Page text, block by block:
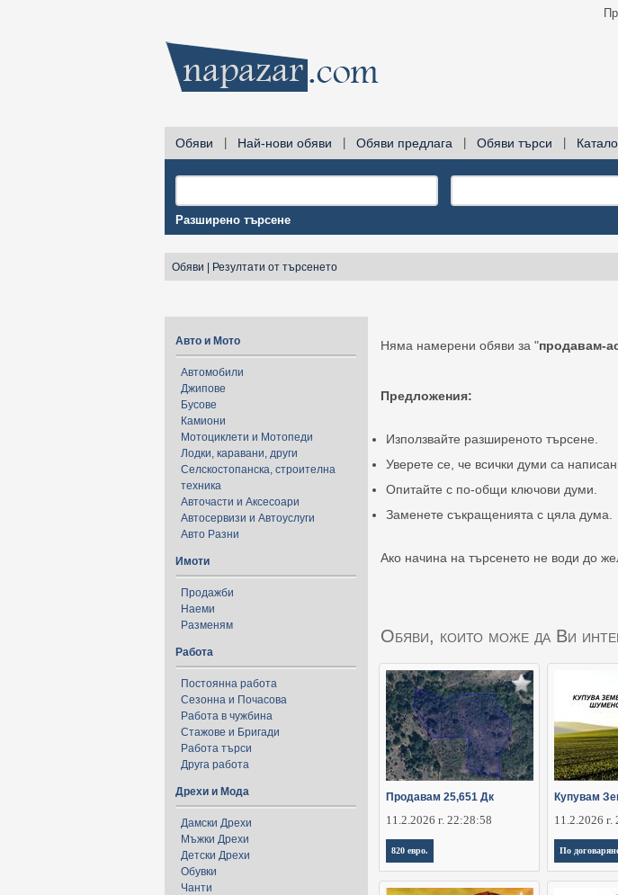
Обяви Най-нови обяви Обяви предлага Обяви търси
Разширено търсене
Обяви Резултати от търсенето
Авто и Мото
Автомобили
Джипове
Бусове
Камиони
Мотоциклети и Мотопеди
Лодки, каравани, други
Селскостопанска, строителна
техника
Авточасти и Аксесоари
Автосервизи и Автоуслуги
Авто Разни
Имоти
Продажби
Наеми
Разменям
Работа
Постоянна работа
Сезонна и Почасова
Работа в чужбина
Стажове и Бригади
Работа търси
Друга работа
Дрехи и Мода
Дамски Дрехи
Мъжки Дрехи
Детски Дрехи
Обувки
Чанти
Няма намерени обяви за "продавам-
Предложения:
Използвайте разширеното търсене.
Уверете се, че всички думи са
Опитайте с по-общи ключови думи.
Заменете съкращенията с цяла дума.
Ако начина на търсенето не води до
Обяви, които може да Ви
Продавам 25,651 Дк
11.2.2026 г. 22:28:58
820 евро.
Купувам
11.2.2026
По